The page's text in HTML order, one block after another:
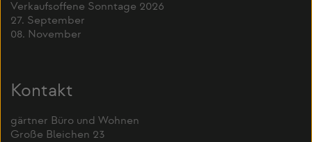
Verkaufsoffene Sonntage 2026
27. September
08. November
Kontakt
gärtner Büro und Wohnen
Große Bleichen 23